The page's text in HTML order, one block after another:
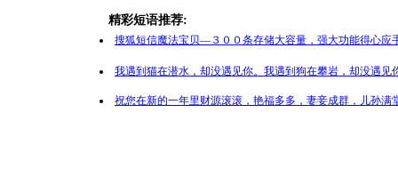
精彩短语推荐:
搜狐短信魔法宝贝—３００条存储大容量，强大功能得心应
我遇到猫在潜水，却没遇见你。我遇到狗在攀岩，却没遇
祝您在新的一年里财源滚滚，艳福多多，妻妾成群，儿孙